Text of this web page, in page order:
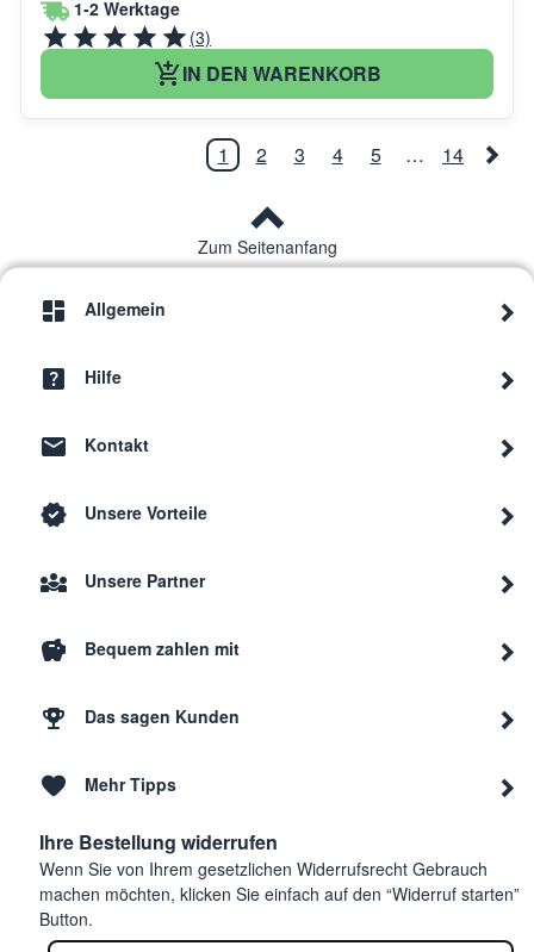
1-2 Werktage
(3)
IN DEN WARENKORB
1 2 3 4 5 … 14
Zum Seitenanfang
Allgemein
Hilfe
Kontakt
Unsere Vorteile
Unsere Partner
Bequem zahlen mit
Das sagen Kunden
Mehr Tipps
Ihre Bestellung widerrufen
Wenn Sie von Ihrem gesetzlichen Widerrufsrecht Gebrauch
machen möchten, klicken Sie einfach auf den “Widerruf starten”
Button.